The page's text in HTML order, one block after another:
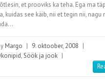
et prooviks ka teha. Ega ma
kuidas see käib, nii et tegin nii, nagu
Margo | 9. oktoober, 2008 |
,Söök ja jook |